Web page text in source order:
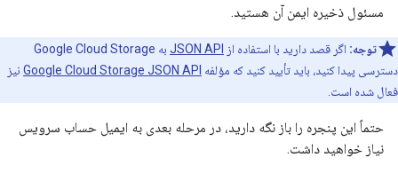
مسئول ذخیره ایمن آن هستید.
توجه: اگر قصد دارید با استفاده از JSON API
به Google Cloud Storage
دسترسی پیدا کنید، باید تأیید کنید که مؤلفه Google Cloud Storage JSON API نیز
فعال شده است.
حتماً این پنجره را باز نگه دارید، در مرحله بعدی به ایمیل حساب سرویس
نیاز خواهید داشت.